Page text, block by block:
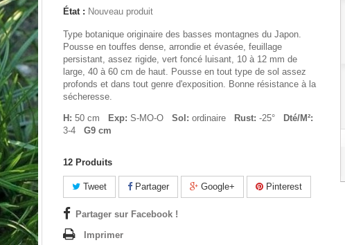
État : Nouveau produit
Type botanique originaire des basses montagnes du Japon.
Pousse en touffes dense, arrondie et évasée, feuillage
persistant, assez rigide, vert foncé luisant, 10 à 12 mm de
large, 40 à 60 cm de haut. Pousse en tout type de sol assez
profonds et dans tout genre d'exposition. Bonne résistance à la
sécheresse.
H: 50 cm Exp: S-MO-O Sol: ordinaire Rust: -25°
Dté/M²:
3-4
G9 cm
12 Produits
Tweet Partager Google+ Pinterest
Partager sur Facebook !
Imprimer